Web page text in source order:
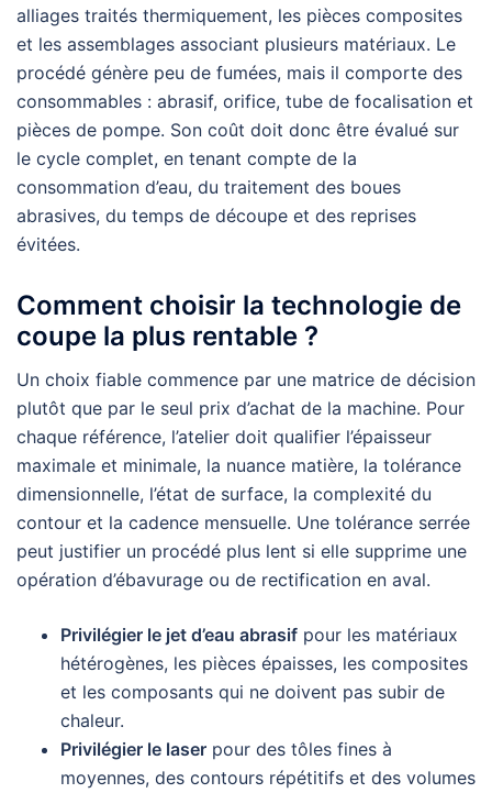
alliages traités thermiquement, les pièces composites
et les assemblages associant plusieurs matériaux. Le
procédé génère peu de fumées, mais il comporte des
consommables : abrasif, orifice, tube de focalisation et
pièces de pompe. Son coût doit donc être évalué sur
le cycle complet, en tenant compte de la
consommation d’eau, du traitement des boues
abrasives, du temps de découpe et des reprises
évitées.
Comment choisir la technologie de
coupe la plus rentable ?
Un choix fiable commence par une matrice de décision
plutôt que par le seul prix d’achat de la machine. Pour
chaque référence, l’atelier doit qualifier l’épaisseur
maximale et minimale, la nuance matière, la tolérance
dimensionnelle, l’état de surface, la complexité du
contour et la cadence mensuelle. Une tolérance serrée
peut justifier un procédé plus lent si elle supprime une
opération d’ébavurage ou de rectification en aval.
Privilégier le jet d’eau abrasif pour les matériaux
hétérogènes, les pièces épaisses, les composites
et les composants qui ne doivent pas subir de
chaleur.
Privilégier le laser pour des tôles fines à
moyennes, des contours répétitifs et des volumes